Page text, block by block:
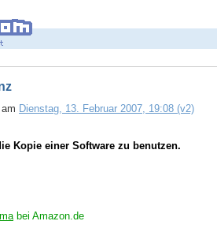
Dienstag, 13. Februar 2007, 19:08 (v2)
Kopie einer Software zu benutzen.
bei Amazon.de